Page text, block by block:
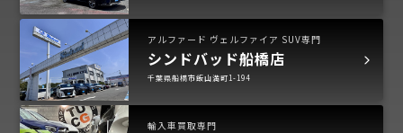
アルファード ヴェルファイア SUV専門
シンドバッド船橋店
千葉県船橋市飯山満町1-194
輸入車買取専門